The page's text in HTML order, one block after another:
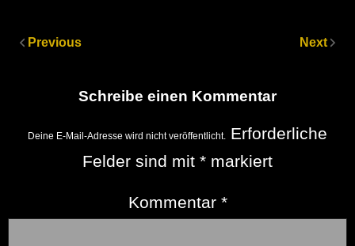
Previous Next
Schreibe einen Kommentar
Deine E-Mail-Adresse wird nicht veröffentlicht. Erforderliche
Felder sind mit * markiert
Kommentar *